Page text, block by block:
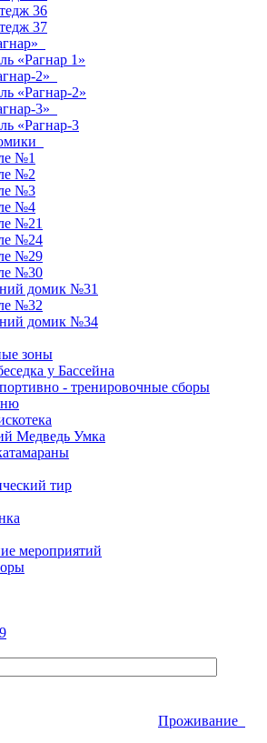
36
37
«Рагнар 1»
2»
«Рагнар-2»
3»
«Рагнар-3
№1
№2
№3
№4
№21
№24
№29
№30
домик №31
№32
домик №34
зоны
у Бассейна
- тренировочные сборы
Медведь Умка
тир
мероприятий
Проживание